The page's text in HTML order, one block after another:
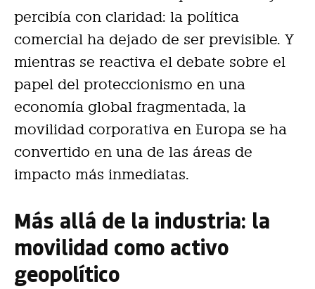
percibía con claridad: la política
comercial ha dejado de ser previsible. Y
mientras se reactiva el debate sobre el
papel del proteccionismo en una
economía global fragmentada, la
movilidad corporativa en Europa se ha
convertido en una de las áreas de
impacto más inmediatas.
Más allá de la industria: la
movilidad como activo
geopolítico